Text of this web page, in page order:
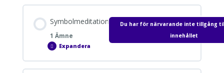
Tibetansk Dai Ko Myo
Raku – tibetansk eldorm
Symbolmeditation
1 Ämne
Du har för närvarande inte tillgång
innehållet
Expandera
Symbolmeditation